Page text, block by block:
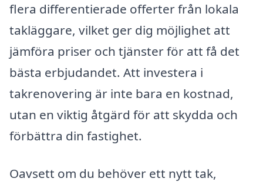
flera differentierade offerter från lokala
takläggare, vilket ger dig möjlighet att
jämföra priser och tjänster för att få det
bästa erbjudandet. Att investera i
takrenovering är inte bara en kostnad,
utan en viktig åtgärd för att skydda och
förbättra din fastighet.
Oavsett om du behöver ett nytt tak,